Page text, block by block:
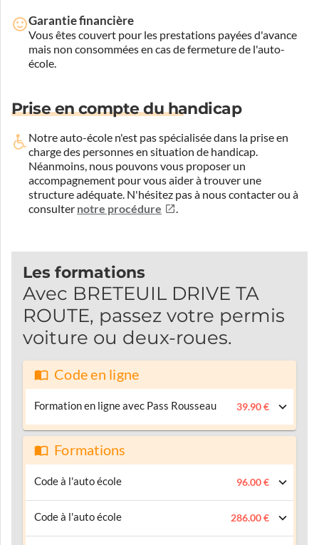
Garantie financière
Vous êtes couvert pour les prestations payées d'avance
mais non consommées en cas de fermeture de l'auto-
école.
Prise en compte du handicap
Notre auto-école n'est pas spécialisée dans la prise en
charge des personnes en situation de handicap.
Néanmoins, nous pouvons vous proposer un
accompagnement pour vous aider à trouver une
structure adéquate. N'hésitez pas à nous contacter ou à
consulter notre procédure .
Les formations
Avec BRETEUIL DRIVE TA
ROUTE, passez votre permis
voiture ou deux-roues.
Code en ligne
Formation en ligne avec Pass Rousseau 39.90 €
Formations
Code à l'auto école 96.00 €
Code à l'auto école 286.00 €